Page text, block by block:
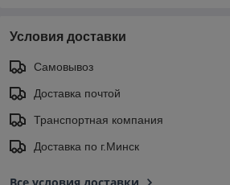
Условия доставки
Самовывоз
Доставка почтой
Транспортная компания
Доставка по г.Минск